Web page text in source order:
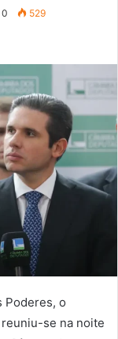
0 529
Poderes, o
reuniu-se na noite